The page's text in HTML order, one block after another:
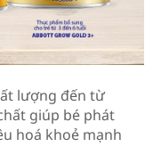
lượng đến từ
giúp bé phát
hoá khoẻ mạnh